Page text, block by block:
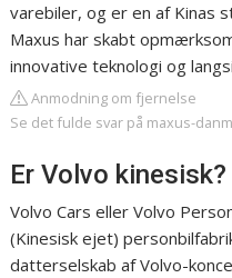
varebiler, og er en af Kinas
Maxus har skabt
innovative teknologi og
Anmodning om fjernelse
Se det fulde svar på maxus-
Er Volvo kinesisk?
Volvo Cars eller Volvo
(Kinesisk ejet)
datterselskab af Volvo-